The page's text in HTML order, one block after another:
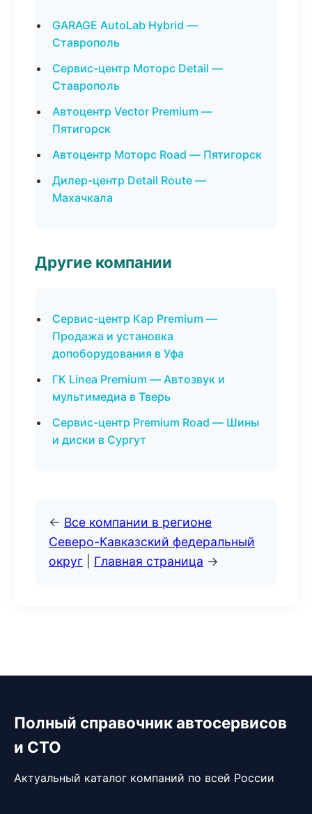
GARAGE AutoLab Hybrid —
Ставрополь
Сервис-центр Моторс Detail —
Ставрополь
Автоцентр Vector Premium —
Пятигорск
Автоцентр Моторс Road — Пятигорск
Дилер-центр Detail Route —
Махачкала
Другие компании
Сервис-центр Кар Premium —
Продажа и установка
допоборудования в Уфа
ГК Linea Premium — Автозвук и
мультимедиа в Тверь
Сервис-центр Premium Road — Шины
и диски в Сургут
← Все компании в регионе
Северо-Кавказский федеральный
округ
Главная страница →
Полный справочник автосервисов
и СТО
Актуальный каталог компаний по всей России